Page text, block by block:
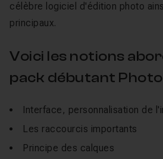
célèbre logiciel d'édition photo
principaux.
Voici les notions
pack débutant
Interface, personnalisation de
Les raccourcis importants
Principe des calques